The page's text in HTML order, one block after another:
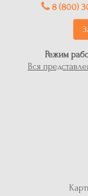
8 (800)
Режим
Вся